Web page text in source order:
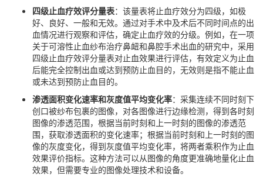
四级止血疗效评分量表：该量表将止血疗效分为四级，如极
好、良好、一般和无效。通过对手术中及术后不同时间点的出
血情况进行观察和评估，确定止血疗效的分级。例如，在一项
关于可溶性止血纱布治疗鼻衄和鼻腔手术出血的研究中，采用
四级止血疗效评分量表对止血效果进行评估，有效定义为止血
后能完全控制出血或达到预防止血目的，无效则是指不能止血
或未达到预防止血目的。
渗透面积变化速率和灰度值平均变化率：采集连续不同时刻下
创口被纱布包裹的图像，对各图像进行边缘检测，得到各时刻
图像的渗透范围，根据当前时刻和上一时刻的图像的渗透范
围，获取渗透面积的变化速率；根据当前时刻和上一时刻的图
像的灰度变化，得到灰度值平均变化率，将两者乘积作为止血
效果评价指标。这种方法可以从图像的角度更准确地量化止血
效果，但需要专业的图像处理技术和设备。